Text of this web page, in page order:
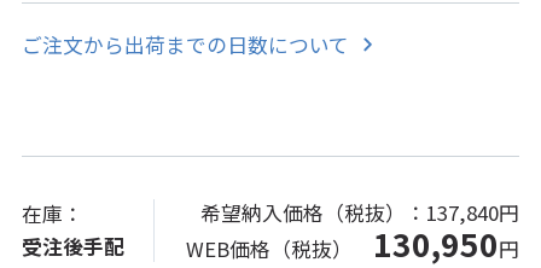
ご注文から出荷までの日数について
在庫：
受注後手配
希望納入価格（税抜）： 137,840円
WEB価格（税抜） 130,950円